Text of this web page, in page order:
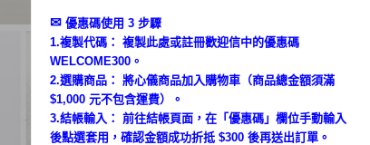
律鏡看世界／體驗
素人體驗：律鏡看世界
文章出處：https://
✉︎ 優惠碼使用 3 步驟
1.複製代碼： 複製此處或註冊歡迎信中的優惠碼
WELCOME300。
2.選購商品： 將心儀商品加入購物車（商品總金額須滿
$1,000 元不包含運費）。
3.結帳輸入： 前往結帳頁面，在「 優惠碼 」欄位手動輸入
後點選套用，確認金額成功折抵 $300 後再送出訂單。